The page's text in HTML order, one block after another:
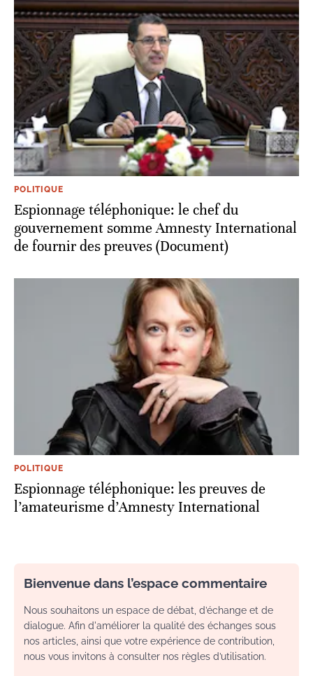
POLITIQUE
Espionnage téléphonique: le chef du
gouvernement somme Amnesty International
de fournir des preuves (Document)
POLITIQUE
Espionnage téléphonique: les preuves de
l’amateurisme d’Amnesty International
Bienvenue dans l’espace commentaire
Nous souhaitons un espace de débat, d’échange et de
dialogue. Afin d'améliorer la qualité des échanges sous
nos articles, ainsi que votre expérience de contribution,
nous vous invitons à consulter nos règles d’utilisation.